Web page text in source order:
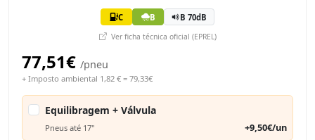
C B B 70dB
Ver ficha técnica oficial (EPREL)
77,51€ /pneu
+ Imposto ambiental 1,82 € = 79,33€
Equilibragem + Válvula
Pneus até 17" +9,50€/un